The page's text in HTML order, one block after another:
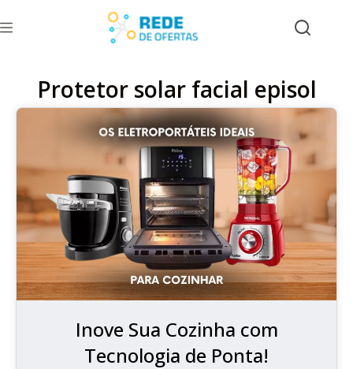
Protetor solar facial episol
Inove Sua Cozinha com
Tecnologia de Ponta!